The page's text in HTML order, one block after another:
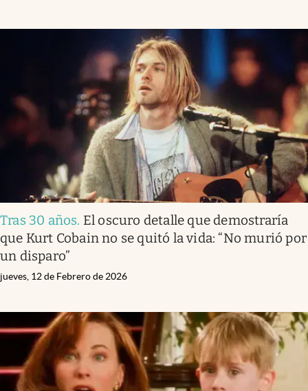
Tras 30 años. El oscuro detalle que demostraría
que Kurt Cobain no se quitó la vida: “No murió por
un disparo”
jueves, 12 de Febrero de 2026